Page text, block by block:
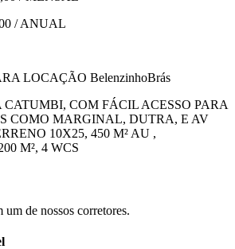
/ ANUAL
LOCAÇÃO BelenzinhoBrás
COM FÁCIL ACESSO PARA
COMO MARGINAL, DUTRA, E AV
10X25, 450 M² AU ,
M², 4 WCS
de nossos corretores.